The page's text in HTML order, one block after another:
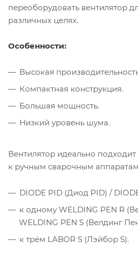
переоборудовать вентилятор
различных целях.
Особенности:
Высокая
Компактная конструкция.
Большая мощность.
Низкий уровень шума.
Вентилятор идеально
к ручным сварочным
DIODE PID (Диод PID) /
к одному WELDING PEN R
WELDING PEN S (Велдинг
к трём LABOR S (Лэйбор S).